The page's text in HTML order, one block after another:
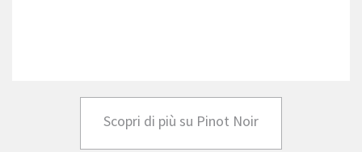
Scopri di più su Pinot Noir